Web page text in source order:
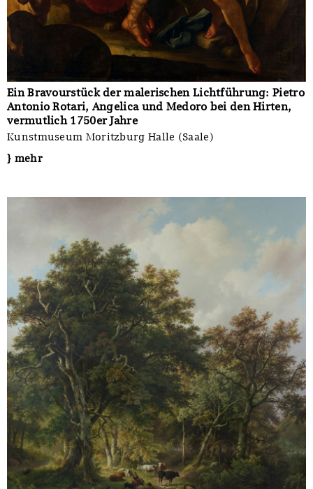
Ein Bravourstück der malerischen Lichtführung: Pietro
Antonio Rotari, Angelica und Medoro bei den Hirten,
vermutlich 1750er Jahre
Kunstmuseum Moritzburg Halle (Saale)
} mehr